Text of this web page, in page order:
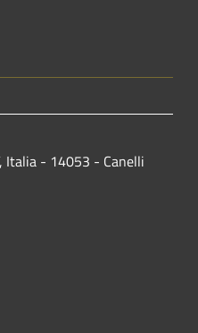
Italia - 14053 - Canelli